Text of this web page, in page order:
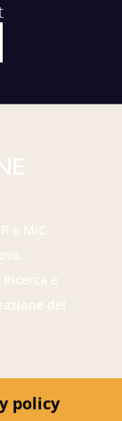
e MiC.
e
del
policy